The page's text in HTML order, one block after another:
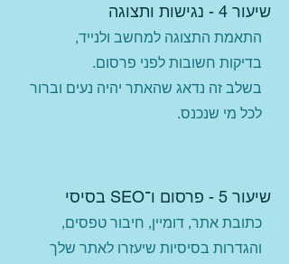
שיעור 4 - נגישות ותצוגה
התאמת התצוגה למחשב ולנייד,
בדיקות חשובות לפני פרסום.
בשלב זה נדאג שהאתר יהיה נעים וברור
לכל מי שנכנס.
שיעור 5 - פרסום ו־SEO בסיסי
כתובת אתר, דומיין, חיבור טפסים,
והגדרות בסיסיות שיעזרו לאתר שלך